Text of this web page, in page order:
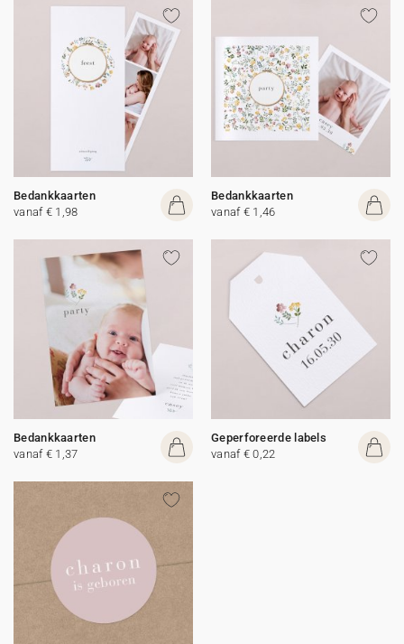
Bedankkaarten
vanaf € 1,98
Bedankkaarten
vanaf € 1,46
Bedankkaarten
vanaf € 1,37
Geperforeerde labels
vanaf € 0,22